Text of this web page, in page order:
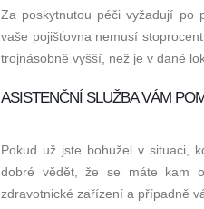
Za poskytnutou péči vyžadují po
vaše pojišťovna nemusí
trojnásobně vyšší, než je v dané
ASISTENČNÍ SLUŽBA VÁM
Pokud už jste bohužel v situaci,
dobré vědět, že se máte kam
zdravotnické zařízení a případně